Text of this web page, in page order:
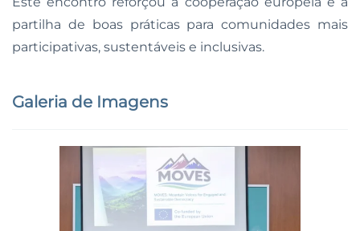
partilha de boas práticas para comunidades mais
participativas, sustentáveis e inclusivas.
Galeria de Imagens